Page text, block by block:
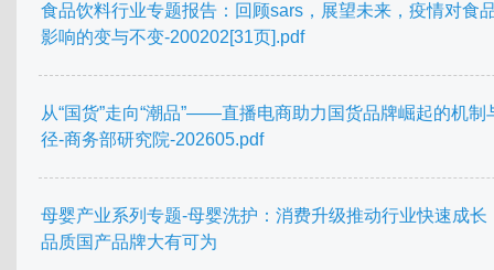
食品饮料行业专题报告：回顾sars，展望未来，疫情对食
影响的变与不变-200202[31页].pdf
从“国货”走向“潮品”——直播电商助力国货品牌崛起的机制
径-商务部研究院-202605.pdf
母婴产业系列专题-母婴洗护：消费升级推动行业快速成长
品质国产品牌大有可为